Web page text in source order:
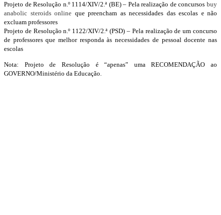
Projeto de Resolução n.º 1114/XIV/2.ª (BE) – Pela realização de concursos buy
anabolic steroids online que preencham as necessidades das escolas e não
excluam professores
Projeto de Resolução n.º 1122/XIV/2.ª (PSD) – Pela realização de um concurso
de professores que melhor responda às necessidades de pessoal docente nas
escolas
Nota: Projeto de Resolução é “apenas” uma RECOMENDAÇÃO ao
GOVERNO/Ministério da Educação.